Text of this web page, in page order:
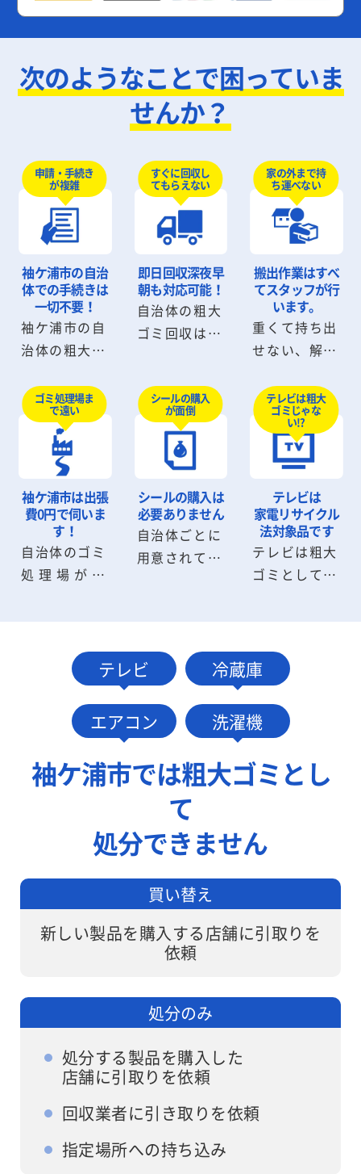
次のようなことで困っていま
せんか？
申請・手続き
が複雑
袖ケ浦市の自治
体での手続きは
一切不要！
袖ケ浦市の自
治体の粗大ゴ
にシールを購
入したり、申
請書を記入す
る必要はあり
話・メール1
本でお見積
り・回収に伺
います。
すぐに回収し
てもらえない
即日回収深夜早
朝も対応可能！
自治体の粗大
ゴミ回収は数
いけません
が、ワンナッ
プLIFEなら即
日回収が可能
です。深夜早
朝の回収も気
軽にご相談く
ださい。
家の外まで持
ち運べない
搬出作業はすべ
てスタッフが行
います。
重くて持ち出
せない、解体
から出せない
粗大ゴミも回
収可能です。
粗大ゴミの解
でスタッフに
お任せくださ
い。
ゴミ処理場ま
で遠い
袖ケ浦市は出張
費0円で伺いま
す！
自治体のゴミ
処理場が遠
題ありませ
ん。袖ケ浦市
内は出張費0
円でお伺いし
シールの購入
が面倒
シールの購入は
必要ありません
自治体ごとに
用意されてい
の自治体へ連
絡・手続きす
ません。
テレビは粗大
ゴミじゃな
い!?
テレビは
家電リサイクル
法対象品です
テレビは粗大
ゴミとして捨
込むか小売業
者に引取りを
依頼して処分
しますが、ワ
なら面倒な手
テレビ 冷蔵庫
エアコン 洗濯機
袖ケ浦市では粗大ゴミとし
て
処分できません
買い替え
新しい製品を購入する店舗に引取りを
依頼
処分のみ
処分する製品を購入した
店舗に引取りを依頼
回収業者に引き取りを依頼
指定場所への持ち込み